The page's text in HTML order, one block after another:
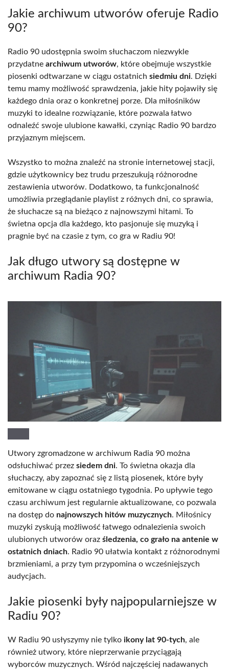
Jakie archiwum utworów oferuje Radio
90?
Radio 90 udostępnia swoim słuchaczom niezwykle
przydatne archiwum utworów, które obejmuje wszystkie
piosenki odtwarzane w ciągu ostatnich siedmiu dni. Dzięki
temu mamy możliwość sprawdzenia, jakie hity pojawiły się
każdego dnia oraz o konkretnej porze. Dla miłośników
muzyki to idealne rozwiązanie, które pozwala łatwo
odnaleźć swoje ulubione kawałki, czyniąc Radio 90 bardzo
przyjaznym miejscem.
Wszystko to można znaleźć na stronie internetowej stacji,
gdzie użytkownicy bez trudu przeszukują różnorodne
zestawienia utworów. Dodatkowo, ta funkcjonalność
umożliwia przeglądanie playlist z różnych dni, co sprawia,
że słuchacze są na bieżąco z najnowszymi hitami. To
świetna opcja dla każdego, kto pasjonuje się muzyką i
pragnie być na czasie z tym, co gra w Radiu 90!
Jak długo utwory są dostępne w
archiwum Radia 90?
Utwory zgromadzone w archiwum Radia 90 można
odsłuchiwać przez siedem dni. To świetna okazja dla
słuchaczy, aby zapoznać się z listą piosenek, które były
emitowane w ciągu ostatniego tygodnia. Po upływie tego
czasu archiwum jest regularnie aktualizowane, co pozwala
na dostęp do najnowszych hitów muzycznych. Miłośnicy
muzyki zyskują możliwość łatwego odnalezienia swoich
ulubionych utworów oraz śledzenia, co grało na antenie w
ostatnich dniach. Radio 90 ułatwia kontakt z różnorodnymi
brzmieniami, a przy tym przypomina o wcześniejszych
audycjach.
Jakie piosenki były najpopularniejsze w
Radiu 90?
W Radiu 90 usłyszymy nie tylko ikony lat 90-tych, ale
również utwory, które nieprzerwanie przyciągają
wyborców muzycznych. Wśród najczęściej nadawanych